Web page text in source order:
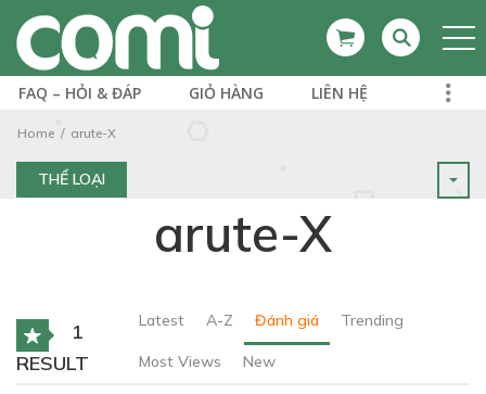
FAQ – HỎI & ĐÁP GIỎ HÀNG LIÊN HỆ
Home arute-X
THỂ LOẠI
arute-X
1
RESULT
Latest A-Z Đánh giá Trending
Most Views New